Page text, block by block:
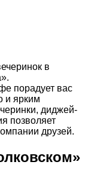
в
порадует вас
и ярким
диджей-
позволяет
друзей.